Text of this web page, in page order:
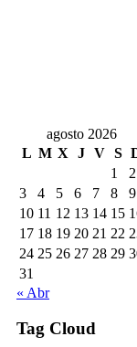
agosto 2026
L M X J V S
1
2
3
4 5 6 7 8
9
10 11 12 13 14 15
17 18 19 20 21 22
24 25 26 27 28 29
31
« Abr
Tag Cloud